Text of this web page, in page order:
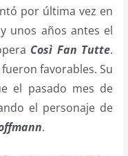
por última vez en
y unos años antes el
Così Fan Tutte.
favorables. Su
el pasado mes de
el personaje de
.